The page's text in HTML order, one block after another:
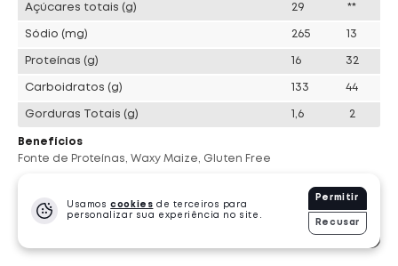
249 Produtos
11976 Vendidos
Açúcares totais (g) 29 **
Sódio (mg) 265 13
Proteínas (g) 16 32
Carboidratos (g) 133 44
Gorduras Totais (g) 1,6 2
Benefícios
Fonte de Proteínas, Waxy Maize, Gluten Free
Ingredientes
Maltodextrina, proteína concentrada do soro do leite (WPC),
monohidratada, sal light, proteína isolada do soro do leite
R$
Usamoscookies de terceiros para
personalizar sua experiência no site.
Permitir
Recusar